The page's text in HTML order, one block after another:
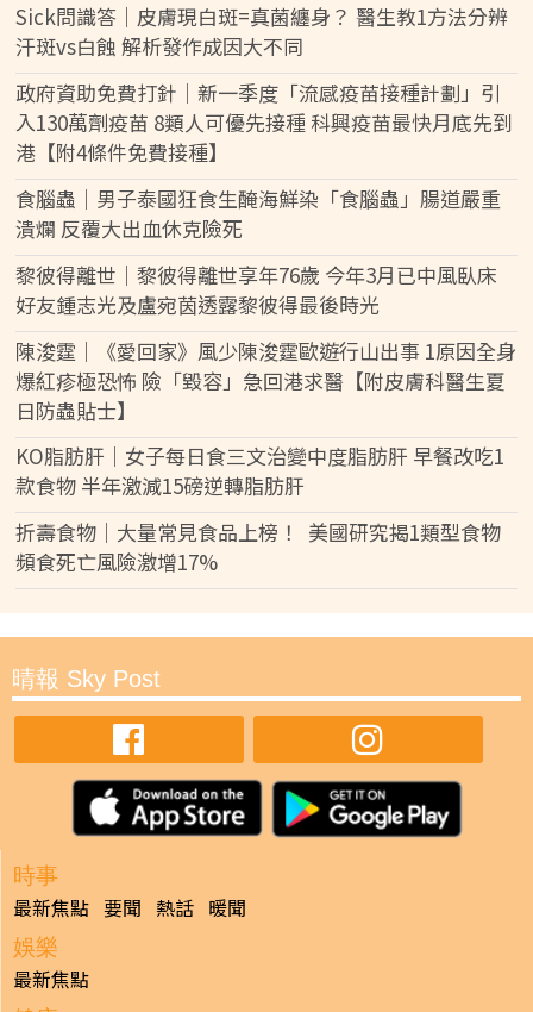
Sick問識答｜皮膚現白斑=真菌纏身？ 醫生教1方法分辨
汗斑vs白蝕 解析發作成因大不同
政府資助免費打針｜新一季度「流感疫苗接種計劃」引
入130萬劑疫苗 8類人可優先接種 科興疫苗最快月底先到
港【附4條件免費接種】
食腦蟲｜男子泰國狂食生醃海鮮染「食腦蟲」腸道嚴重
潰爛 反覆大出血休克險死
黎彼得離世｜黎彼得離世享年76歲 今年3月已中風臥床
好友鍾志光及盧宛茵透露黎彼得最後時光
陳浚霆｜《愛回家》風少陳浚霆歐遊行山出事 1原因全身
爆紅疹極恐怖 險「毀容」急回港求醫【附皮膚科醫生夏
日防蟲貼士】
KO脂肪肝｜女子每日食三文治變中度脂肪肝 早餐改吃1
款食物 半年激減15磅逆轉脂肪肝
折壽食物｜大量常見食品上榜！ 美國研究揭1類型食物
頻食死亡風險激增17%
晴報 Sky Post
時事
最新焦點 要聞 熱話 暖聞
娛樂
最新焦點